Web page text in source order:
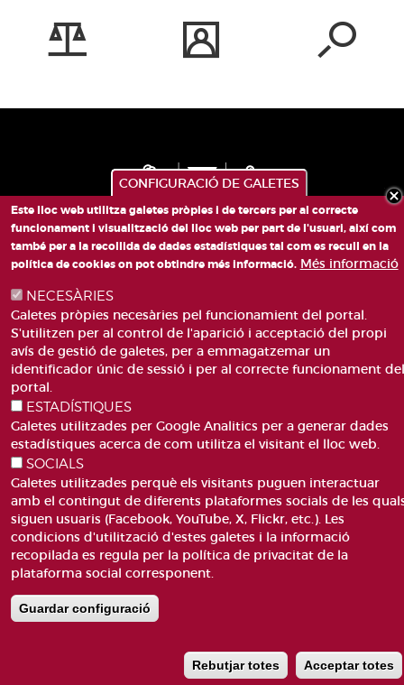
PLAÇA DE SANT LLORENÇ, 4 VALÈNCIA 46003
Pie
de
página
ACCESIBILITAT
AVÍS LEGAL
CANAL DE DENÚNCIES
CONTACTEU
GLOSSARI
MAPA WEB
POLÍTICA DE GALETES
CONFIGURACIÓ DE GALETES
Este lloc web utilitza galetes pròpies i de tercers per al correcte
funcionament i visualització del lloc web per part de l'usuari, així com
també per a la recollida de dades estadístiques tal com es recull en la
política de cookies on pot obtindre més informació. Més informació
NECESÀRIES
Galetes pròpies necesàries pel funcionamient del portal.
S'utilitzen per al control de l'aparició i acceptació del propi
avís de gestió de galetes, per a emmagatzemar un
identificador únic de sessió i per al correcte funcionament del
portal.
ESTADÍSTIQUES
Galetes utilitzades per Google Analitics per a generar dades
estadístiques acerca de com utilitza el visitant el lloc web.
SOCIALS
Galetes utilitzades perquè els visitants puguen interactuar
amb el contingut de diferents plataformes socials de les
siguen usuaris (Facebook, YouTube, X, Flickr, etc.). Les
condicions d'utilització d'estes galetes i la informació
recopilada es regula per la política de privacitat de la
plataforma social corresponent.
Guardar configuració
Rebutjar totes Acceptar totes